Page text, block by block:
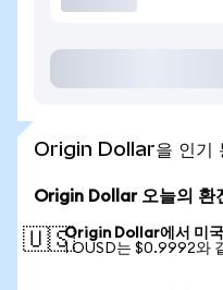
Origin Dollar을 인기
Origin Dollar 오늘의 환
🇺🇸Origin Dollar에서 미국
1 OUSD는 $0.9992와